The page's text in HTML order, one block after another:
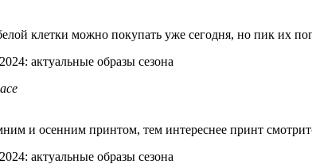
клетки можно покупать уже сегодня, но пик их
и осенним принтом, тем интереснее принт